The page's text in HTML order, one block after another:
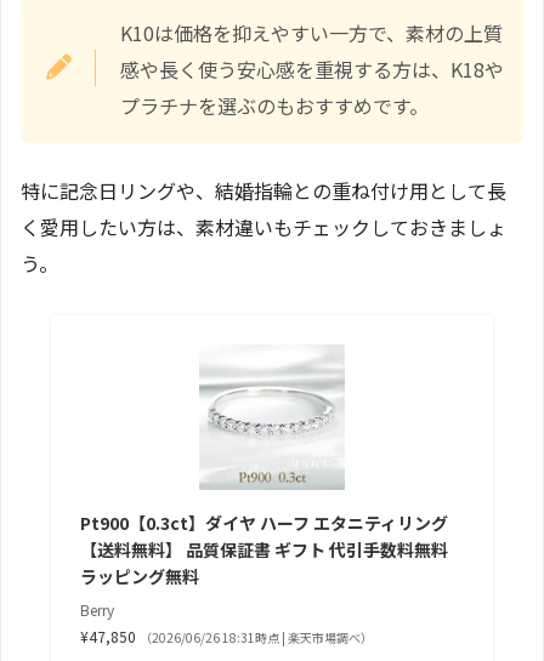
K10は価格を抑えやすい一方で、素材の上質
感や長く使う安心感を重視する方は、K18や
プラチナを選ぶのもおすすめです。
特に記念日リングや、結婚指輪との重ね付け用として長
く愛用したい方は、素材違いもチェックしておきましょ
う。
Pt900【0.3ct】ダイヤ ハーフ エタニティリング
【送料無料】 品質保証書 ギフト 代引手数料無料
ラッピング無料
Berry
¥47,850
（2026/06/26 18:31時点 | 楽天市場調べ）